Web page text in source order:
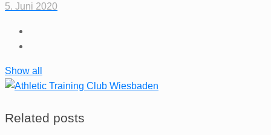
5. Juni 2020
Show all
Related posts